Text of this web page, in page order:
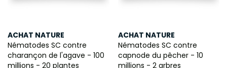
ACHAT NATURE
Nématodes SC contre
charançon de l'agave - 100
millions - 20 plantes
ACHAT NATURE
Nématodes SC contre
capnode du pêcher - 10
millions - 2 arbres